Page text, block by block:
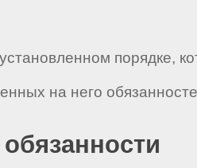
порядке,
на него